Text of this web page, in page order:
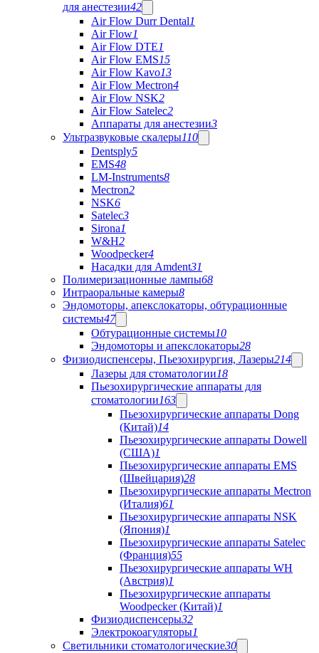
для анестезии42
Air Flow Durr Dental1
Air Flow1
Air Flow DTE1
Air Flow EMS15
Air Flow Kavo13
Air Flow Mectron4
Air Flow NSK2
Air Flow Satelec2
Аппараты для анестезии3
Ультразвуковые скалеры110
Dentsply5
EMS48
LM-Instruments8
Mectron2
NSK6
Satelec3
Sirona1
W&H2
Woodpecker4
Насадки для Amdent31
Полимеризационные лампы68
Интраоральные камеры8
Эндомоторы, апекслокаторы, обтурационные
системы47
Обтурационные системы10
Эндомоторы и апекслокаторы28
Физиодиспенсеры, Пьезохирургия, Лазеры214
Лазеры для стоматологии18
Пьезохирургические аппараты для
стоматологии163
Пьезохирургические аппараты Dong
(Китай)14
Пьезохирургические аппараты Dowell
(США)1
Пьезохирургические аппараты EMS
(Швейцария)28
Пьезохирургические аппараты Mectron
(Италия)61
Пьезохирургические аппараты NSK
(Япония)1
Пьезохирургические аппараты Satelec
(Франция)55
Пьезохирургические аппараты WH
(Австрия)1
Пьезохирургические аппараты
Woodpecker (Китай)1
Физиодиспенсеры32
Электрокоагуляторы1
Светильники стоматологические30